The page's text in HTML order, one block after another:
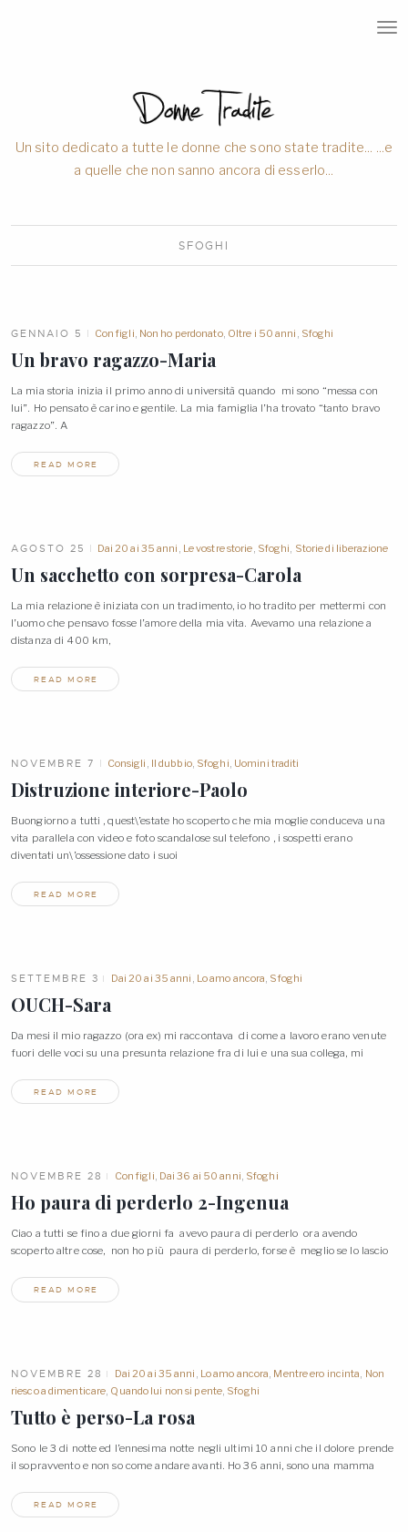
T
V
Un sito dedicato a tutte le donne che sono state tradite... ...e
a quelle che non sanno ancora di esserlo...
SFOGHI
GENNAIO 5 Con figli Non ho perdonato, Oltre i 50 anni Sfoghi
Un bravo ragazzo-Maria
La mia storia inizia il primo anno di università quando mi sono “messa con
lui”. Ho pensato è carino e gentile. La mia famiglia l’ha trovato “tanto bravo
ragazzo”. A
READ MORE
AGOSTO 25 Dai 20 ai 35 anni Le vostre storie Sfoghi Storie di liberazione
Un sacchetto con sorpresa-Carola
La mia relazione è iniziata con un tradimento, io ho tradito per mettermi con
l’uomo che pensavo fosse l’amore della mia vita. Avevamo una relazione a
distanza di 400 km,
READ MORE
NOVEMBRE 7 Consigli Il dubbio, Sfoghi Uomini traditi
Distruzione interiore-Paolo
Buongiorno a tutti , quest\’estate ho scoperto che mia moglie conduceva una
vita parallela con video e foto scandalose sul telefono , i sospetti erano
diventati un\’ossessione dato i suoi
READ MORE
SETTEMBRE 3 Dai 20 ai 35 anni Lo amo ancora Sfoghi
OUCH-Sara
Da mesi il mio ragazzo (ora ex) mi raccontava di come a lavoro erano venute
fuori delle voci su una presunta relazione fra di lui e una sua collega, mi
READ MORE
NOVEMBRE 28 Con figli Dai 36 ai 50 anni Sfoghi
Ho paura di perderlo 2-Ingenua
Ciao a tutti se fino a due giorni fa avevo paura di perderlo ora avendo
scoperto altre cose, non ho più paura di perderlo, forse è meglio se lo lascio
READ MORE
NOVEMBRE 28 Dai 20 ai 35 anni , Lo amo ancora, Mentre ero incinta, Non
riesco a dimenticare, Quando lui non si pente, Sfoghi
Tutto è perso-La rosa
Sono le 3 di notte ed l’ennesima notte negli ultimi 10 anni che il dolore prende
il sopravvento e non so come andare avanti. Ho 36 anni, sono una mamma
READ MORE